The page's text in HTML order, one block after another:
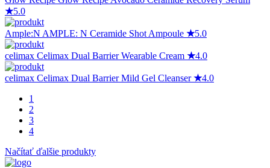
★5.0
Ample:N AMPLE: N Ceramide Shot Ampoule ★5.0
celimax Celimax Dual Barrier Wearable Cream ★4.0
celimax Celimax Dual Barrier Mild Gel Cleanser★4.0
1
2
3
4
Načítať ďalšie produkty